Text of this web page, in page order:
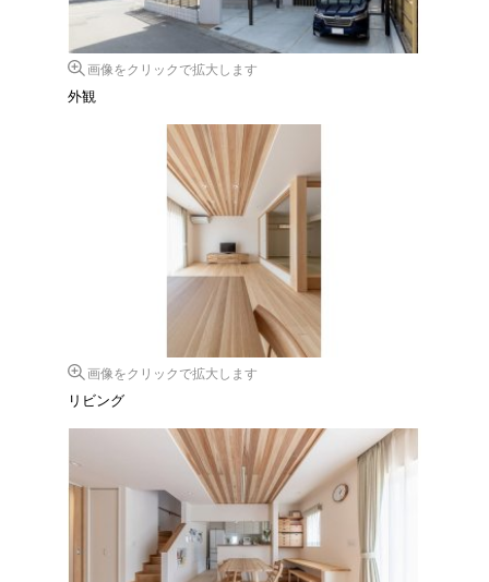
画像をクリックで拡大します
外観
画像をクリックで拡大します
リビング